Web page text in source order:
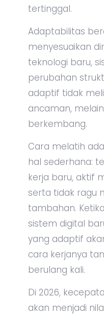
tertinggal.
Adaptabilitas
menyesuaikan
teknologi baru,
perubahan
adaptif tidak
ancaman,
berkembang.
Cara melatih
hal sederhana:
kerja baru, aktif
serta tidak ragu
tambahan.
sistem digital
yang adaptif
cara kerjanya
berulang kali.
Di 2026,
akan menjadi